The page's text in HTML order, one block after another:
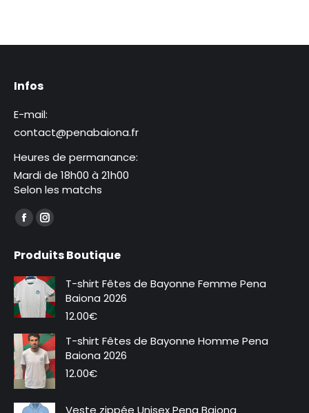
Infos
E-mail:
contact@penabaiona.fr
Heures de permanance:
Mardi de 18h00 à 21h00
Selon les matchs
Trouvez nous sur :
La
Facebook
s'ouvre
dans
une
nouvelle
fenêtre
La
Instagram
s'ouvre
dans
une
nouvelle
fenêtre
Produits Boutique
T-shirt Fêtes de Bayonne Femme Pena
Baiona 2026
12.00€
T-shirt Fêtes de Bayonne Homme Pena
Baiona 2026
12.00€
Veste zippée Unisex Pena Baiona